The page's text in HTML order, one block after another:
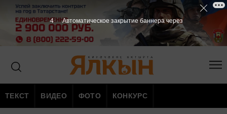
ТЕКСТ ВИДЕО ФОТО КОНКУРС
2 Автоматическое закрытие баннера через